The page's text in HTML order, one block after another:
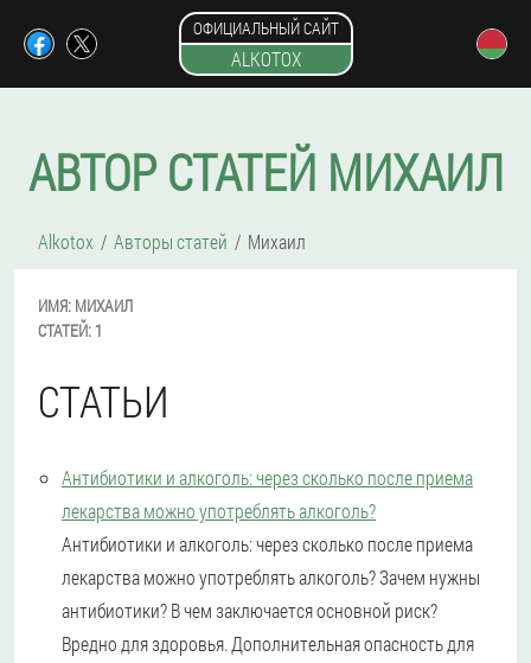
ОФИЦИАЛЬНЫЙ САЙТ
ALKOTOX
АВТОР СТАТЕЙ МИХАИЛ
Alkotox Авторы статей Михаил
ИМЯ: МИХАИЛ
СТАТЕЙ: 1
СТАТЬИ
Антибиотики и алкоголь: через сколько после приема
лекарства можно употреблять алкоголь?
Антибиотики и алкоголь: через сколько после приема
лекарства можно употреблять алкоголь? Зачем нужны
антибиотики? В чем заключается основной риск?
Вредно для здоровья. Дополнительная опасность для